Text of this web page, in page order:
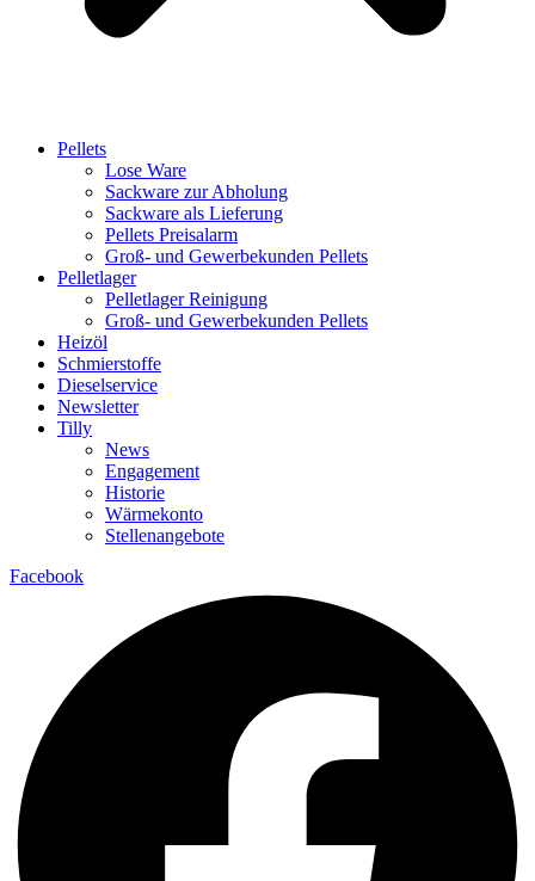
Pellets
Lose Ware
Sackware zur Abholung
Sackware als Lieferung
Pellets Preisalarm
Groß- und Gewerbekunden Pellets
Pelletlager
Pelletlager Reinigung
Groß- und Gewerbekunden Pellets
Heizöl
Schmierstoffe
Dieselservice
Newsletter
Tilly
News
Engagement
Historie
Wärmekonto
Stellenangebote
Facebook